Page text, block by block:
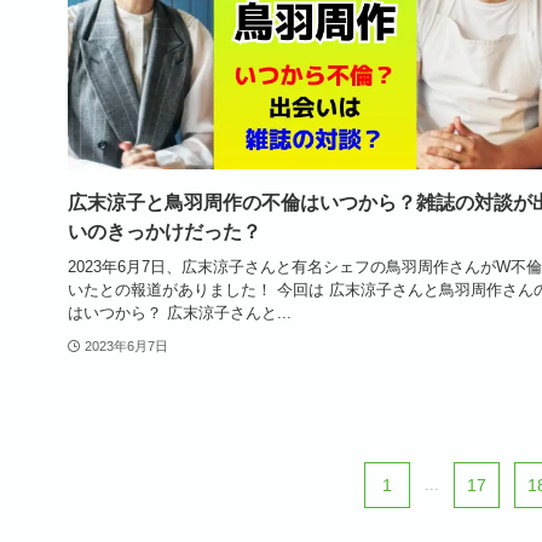
広末涼子と鳥羽周作の不倫はいつから？雑誌の対談が
いのきっかけだった？
2023年6月7日、広末涼子さんと有名シェフの鳥羽周作さんがW不
いたとの報道がありました！ 今回は 広末涼子さんと鳥羽周作さん
はいつから？ 広末涼子さんと...
2023年6月7日
1 17